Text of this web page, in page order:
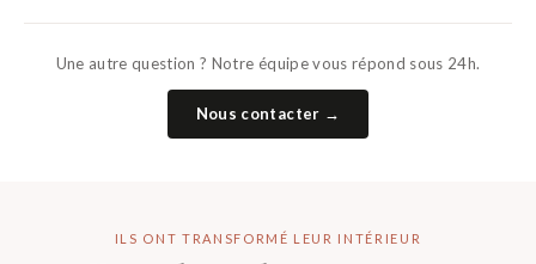
Une autre question ? Notre équipe vous répond sous 24h.
Nous contacter →
ILS ONT TRANSFORMÉ LEUR INTÉRIEUR